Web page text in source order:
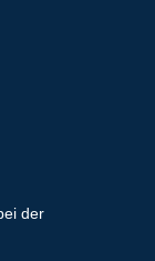
der